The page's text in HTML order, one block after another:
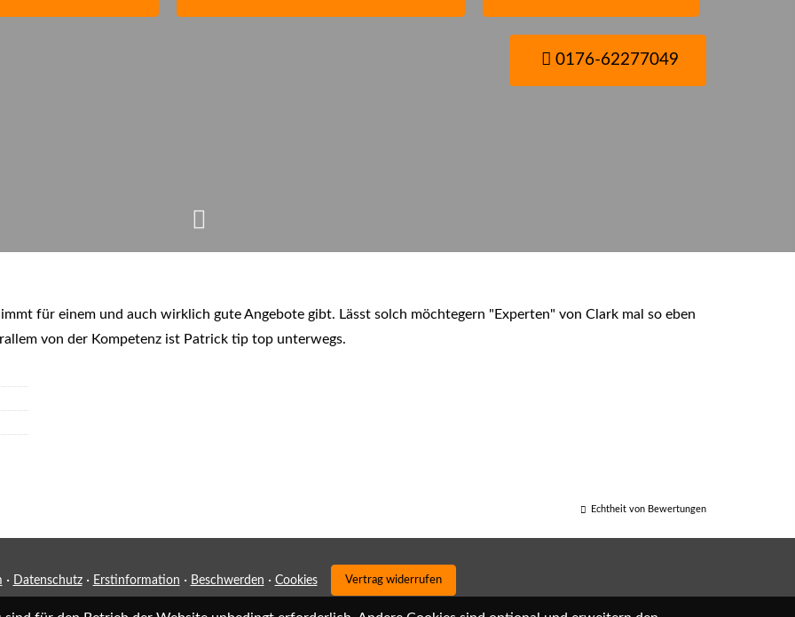
0176-62277049
für einem und auch wirklich gute Angebote gibt. Lässt solch möchtegern "Experten" von Clark mal so eben
von der Kompetenz ist Patrick tip top unterwegs.
Echtheit von Bewertungen
· Datenschutz· Erstinformation · Beschwerden · Cookies Vertrag widerrufen